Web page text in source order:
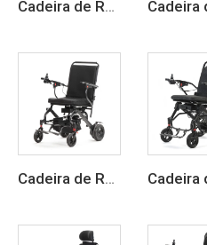
Cadeira de Rodas Elétrica Portátil, Leve e Dobrável, com Bateria de Lítio de 24 V em Fibra de Carbono
Cadeira de Rodas Elétrica de Fibra de Carbono Dobrável Leve